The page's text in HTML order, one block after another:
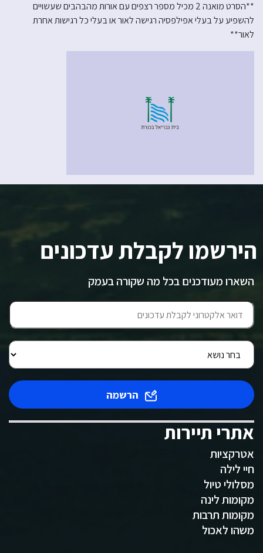
**הסרט מואנה 2 מכיל מספר רצפים עם אורות מהבהבים שעשויים
להשפיע על בעלי אפילפסיה רגישה לאור או בעלי כל רגישות אחרת
לאור**
הירשמו לקבלת עדכונים
השארו מעודכנים בכל מה שקורה בעמק
הרשמה
אתרי תיירות
אטרקציות
חיי לילה
מסלולי טיול
מקומות לינה
מקומות תרבות
משהו לאכול